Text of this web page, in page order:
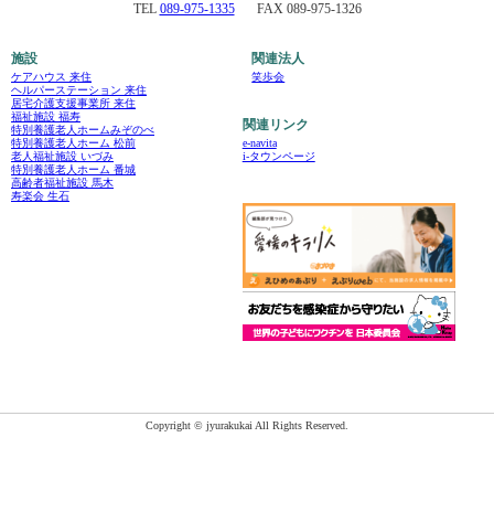
TEL 089-975-1335 FAX 089-975-1326
施設
ケアハウス 来住
ヘルパーステーション 来住
居宅介護支援事業所 来住
福祉施設 福寿
特別養護老人ホームみぞのべ
特別養護老人ホーム 松前
老人福祉施設 いづみ
特別養護老人ホーム 番城
高齢者福祉施設 馬木
寿楽会 生石
関連法人
笑歩会
関連リンク
e-navita
i-タウンページ
Copyright © jyurakukai All Rights Reserved.